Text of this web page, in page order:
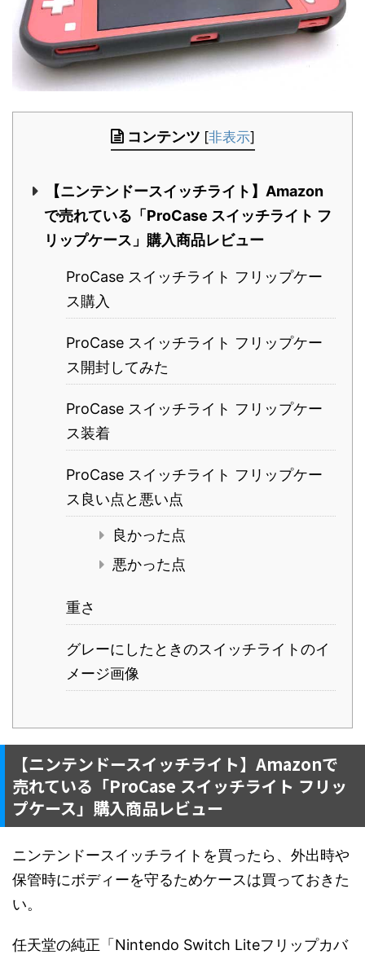
コンテンツ [非表示]
【ニンテンドースイッチライト】Amazon
で売れている「ProCase スイッチライト フ
リップケース」購入商品レビュー
ProCase スイッチライト フリップケー
ス購入
ProCase スイッチライト フリップケー
ス開封してみた
ProCase スイッチライト フリップケー
ス装着
ProCase スイッチライト フリップケー
ス良い点と悪い点
良かった点
悪かった点
重さ
グレーにしたときのスイッチライトのイ
メージ画像
【ニンテンドースイッチライト】Amazonで
売れている「ProCase スイッチライト フリッ
プケース」購入商品レビュー
ニンテンドースイッチライトを買ったら、外出時や
保管時にボディーを守るためケースは買っておきた
い。
任天堂の純正「Nintendo Switch Liteフリップカバ